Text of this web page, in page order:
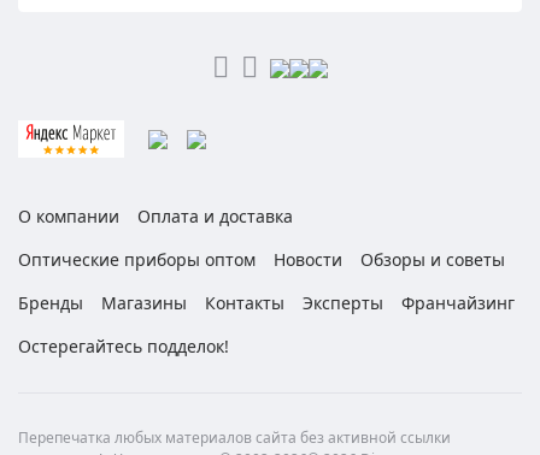
О компании
Оплата и доставка
Оптические приборы оптом
Новости
Обзоры и советы
Бренды
Магазины Контакты Эксперты
Франчайзинг
Остерегайтесь подделок!
Перепечатка любых материалов сайта без активной ссылки